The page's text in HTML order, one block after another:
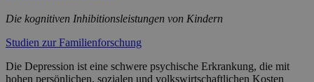
Die kognitiven Inhibitionsleistungen von Kindern
Studien zur Familienforschung
Die Depression ist eine schwere psychische Erkrankung, die mit
hohen persönlichen, sozialen und volkswirtschaftlichen Kosten